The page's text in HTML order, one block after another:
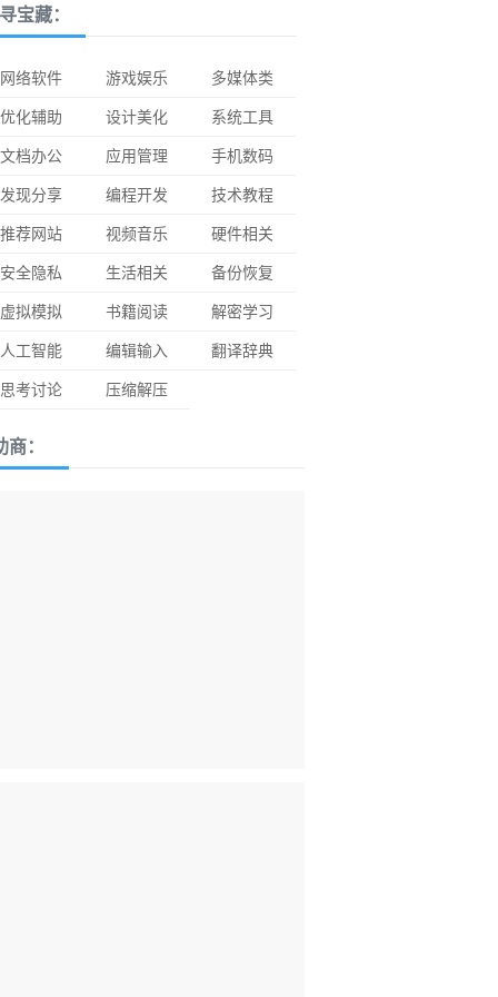
宝藏：
网络软件 游戏娱乐
多媒体类
优化辅助
设计美化
系统工具
文档办公
应用管理
手机数码
发现分享
编程开发
技术教程
推荐网站
视频音乐
硬件相关
安全隐私
生活相关
备份恢复
虚拟模拟
书籍阅读
解密学习
人工智能
编辑输入
翻译辞典
思考讨论
压缩解压
商：